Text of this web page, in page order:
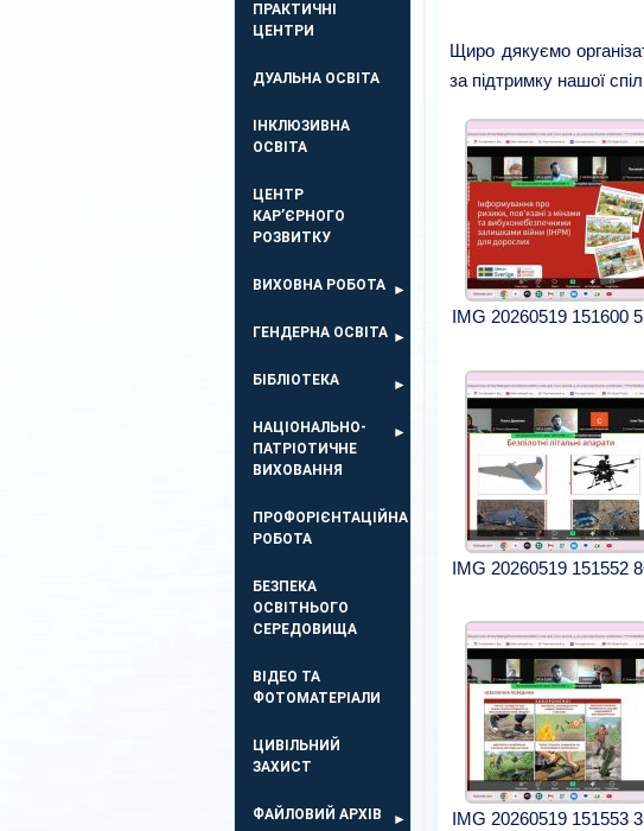
ПРАКТИЧНІ
ЦЕНТРИ
ДУАЛЬНА ОСВІТА
ІНКЛЮЗИВНА
ОСВІТА
ЦЕНТР
КАР’ЄРНОГО
РОЗВИТКУ
ВИХОВНА РОБОТА
ГЕНДЕРНА ОСВІТА
БІБЛІОТЕКА
НАЦІОНАЛЬНО-
ПАТРІОТИЧНЕ
ВИХОВАННЯ
ПРОФОРІЄНТАЦІЙНА
РОБОТА
БЕЗПЕКА
ОСВIТНЬОГО
СЕРЕДОВИЩА
ВІДЕО ТА
ФОТОМАТЕРІАЛИ
ЦИВІЛЬНИЙ
ЗАХИСТ
ФАЙЛОВИЙ АРХІВ
Щиро дякуємо
за підтримку нашої
IMG 20260519 151600
IMG 20260519 151552
IMG 20260519 151553